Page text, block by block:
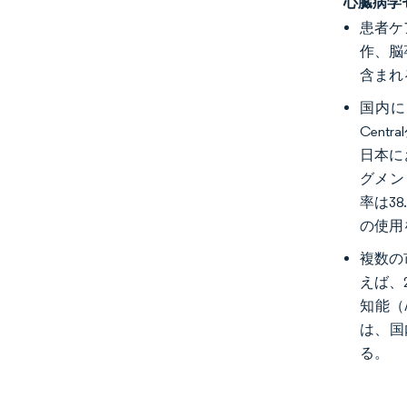
患者
作、
含まれ
国内
日本
グメ
率は
の使用
複数
えば
知能
は、
る。